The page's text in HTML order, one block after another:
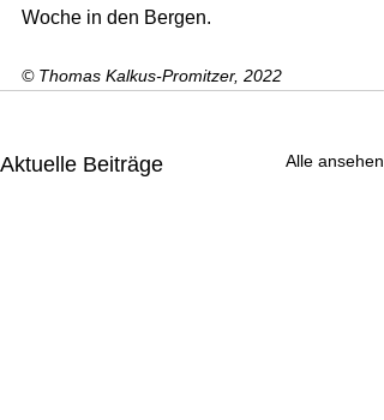
Woche in den Bergen.
© Thomas Kalkus-Promitzer, 2022
Aktuelle Beiträge Alle ansehen